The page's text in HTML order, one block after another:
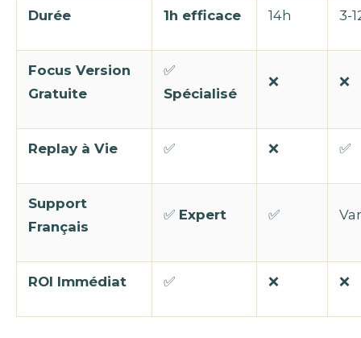
Durée 1h efficace 14h 3-
Focus Version
Gratuite
✅
Spécialisé
❌ ❌
Replay à Vie ✅ ❌ ✅
Support
Français
✅ Expert ✅
ROI Immédiat ✅ ❌ ❌